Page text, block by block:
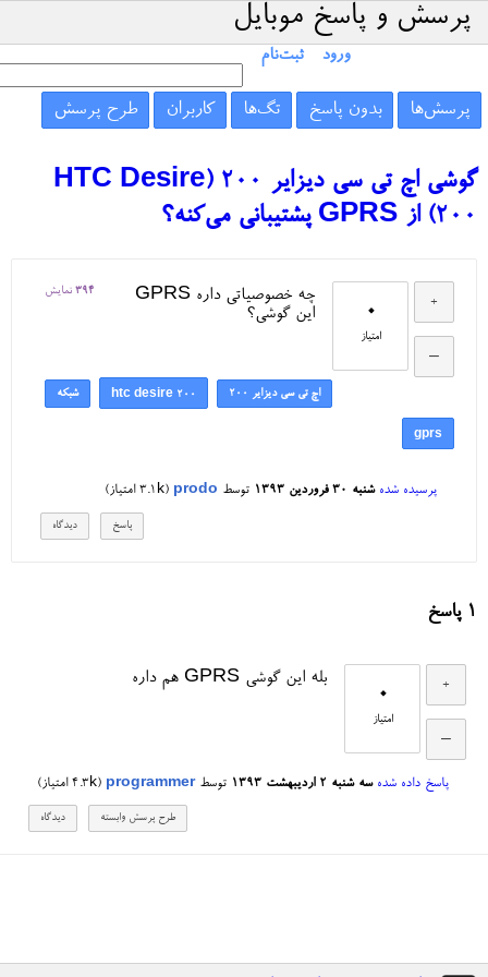
پرسش و پاسخ موبایل
ورود ثبت‌نام
پرسش‌ها بدون پاسخ تگ‌ها کاربران طرح پرسش
گوشی اچ تی سی دیزایر ۲۰۰ (HTC Desire
200) از GPRS پشتیبانی می‌کنه؟
0
امتیاز
394 نمایش
چه خصوصیاتی داره GPRS
این گوشی؟
اچ تی سی دیزایر ۲۰۰ htc desire 200 شبکه
gprs
پرسیده شده شنبه ۳۰ فروردین ۱۳۹۳ توسط prodo
(
3.1k امتیاز)
1 پاسخ
0
امتیاز
بله این گوشی GPRS هم داره
پاسخ داده شده سه شنبه ۲ اردیبهشت ۱۳۹۳ توسطprogrammer
(
4.3k امتیاز)